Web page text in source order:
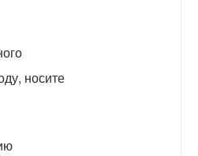
носите